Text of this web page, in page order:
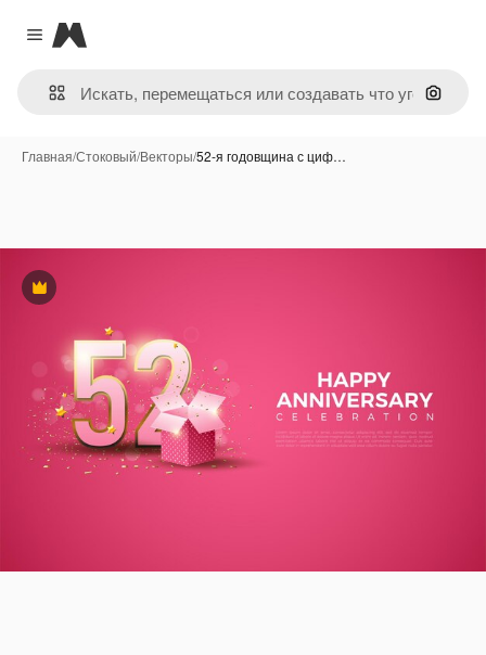
Close menu
Magnific
Поиск
Главная/Стоковый/Векторы/52-я годовщина с циф…
Премиум